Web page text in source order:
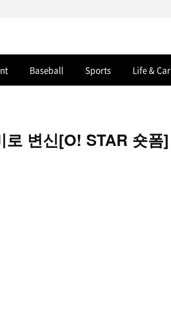
Baseball Sports Life & Car
로 변신[O! STAR 숏폼]